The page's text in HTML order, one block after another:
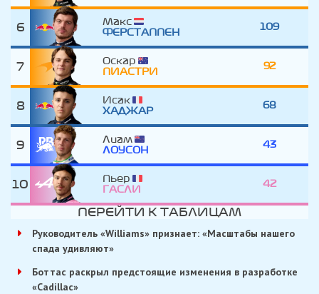
6
Макс
ФЕРСТАППЕН
109
7
Оскар
ПИАСТРИ
92
8
Исак
ХАДЖАР
68
9
Лиам
ЛОУСОН
43
10
Пьер
ГАСЛИ
42
ПЕРЕЙТИ К ТАБЛИЦАМ
Руководитель «Williams» признает: «Масштабы нашего
спада удивляют»
Боттас раскрыл предстоящие изменения в разработке
«Cadillac»